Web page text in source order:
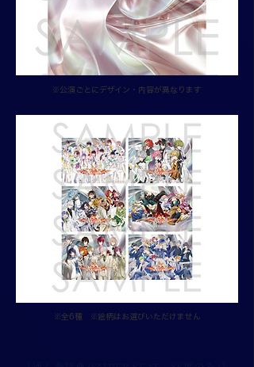
※​ 公演ごとにデザイン・内容が異なります
※​全6種 ※絵柄はお選びいただけません